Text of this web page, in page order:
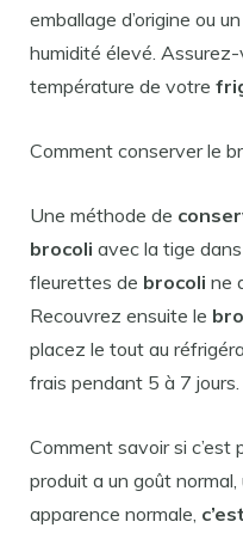
emballage d’origine ou
humidité élevé.
température de votre
Comment conserver le
Une méthode de
brocoli avec la tige
fleurettes de brocoli ne
Recouvrez ensuite le
placez le tout au
frais pendant 5 à 7 jours.
Comment savoir si c’est
produit a un goût
apparence normale, c’est